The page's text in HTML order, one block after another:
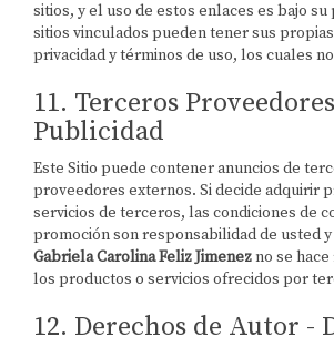
sitios, y el uso de estos enlaces es bajo
sitios vinculados pueden tener sus
privacidad y términos de uso, los cuales
11. Terceros
Publicidad
Este Sitio puede contener anuncios de
proveedores externos. Si decide adquirir
servicios de terceros, las condiciones de
promoción son responsabilidad de usted
Gabriela Carolina Feliz Jimenezno se
los productos o servicios ofrecidos por
12. Derechos de Autor -